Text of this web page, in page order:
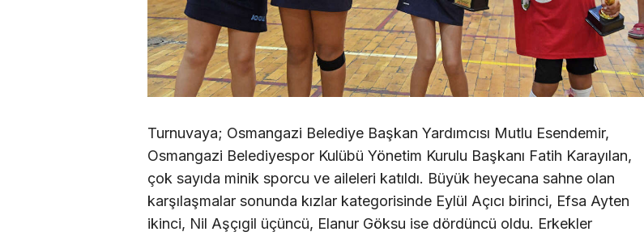
Turnuvaya; Osmangazi Belediye Başkan Yardımcısı Mutlu Esendemir,
Osmangazi Belediyespor Kulübü Yönetim Kurulu Başkanı Fatih Karayılan,
çok sayıda minik sporcu ve aileleri katıldı. Büyük heyecana sahne olan
karşılaşmalar sonunda kızlar kategorisinde Eylül Açıcı birinci, Efsa Ayten
ikinci, Nil Aşçıgil üçüncü, Elanur Göksu ise dördüncü oldu. Erkekler